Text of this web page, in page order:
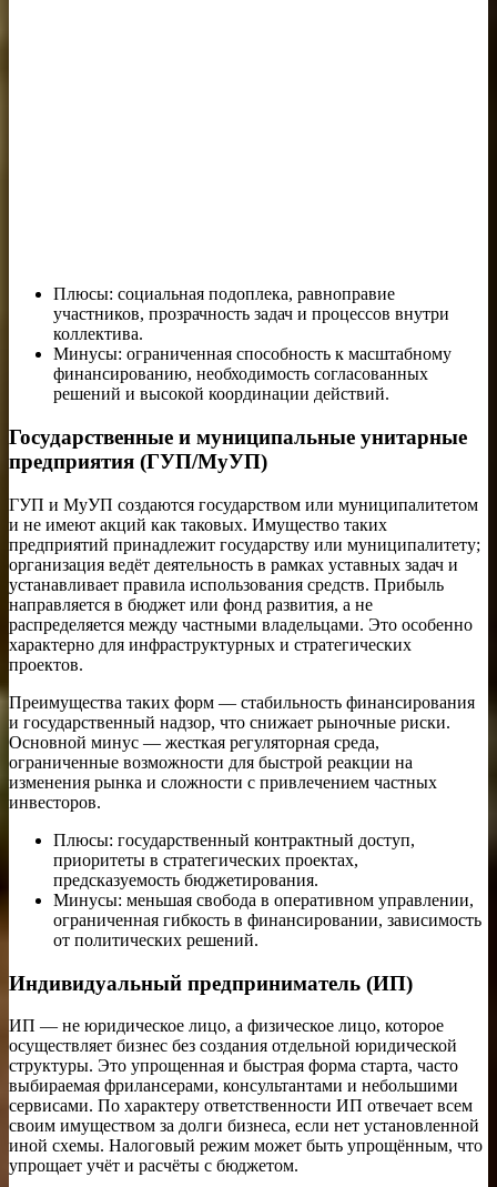
Плюсы: социальная подоплека, равноправие
участников, прозрачность задач и процессов внутри
коллектива.
Минусы: ограниченная способность к масштабному
финансированию, необходимость согласованных
решений и высокой координации действий.
Государственные и муниципальные унитарные
предприятия (ГУП/МуУП)
ГУП и МуУП создаются государством или муниципалитетом
и не имеют акций как таковых. Имущество таких
предприятий принадлежит государству или муниципалитету;
организация ведёт деятельность в рамках уставных задач и
устанавливает правила использования средств. Прибыль
направляется в бюджет или фонд развития, а не
распределяется между частными владельцами. Это особенно
характерно для инфраструктурных и стратегических
проектов.
Преимущества таких форм — стабильность финансирования
и государственный надзор, что снижает рыночные риски.
Основной минус — жесткая регуляторная среда,
ограниченные возможности для быстрой реакции на
изменения рынка и сложности с привлечением частных
инвесторов.
Плюсы: государственный контрактный доступ,
приоритеты в стратегических проектах,
предсказуемость бюджетирования.
Минусы: меньшая свобода в оперативном управлении,
ограниченная гибкость в финансировании, зависимость
от политических решений.
Индивидуальный предприниматель (ИП)
ИП — не юридическое лицо, а физическое лицо, которое
осуществляет бизнес без создания отдельной юридической
структуры. Это упрощенная и быстрая форма старта, часто
выбираемая фрилансерами, консультантами и небольшими
сервисами. По характеру ответственности ИП отвечает всем
своим имуществом за долги бизнеса, если нет установленной
иной схемы. Налоговый режим может быть упрощённым, что
упрощает учёт и расчёты с бюджетом.